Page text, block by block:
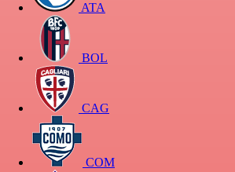
ATA
BOL
CAG
COM